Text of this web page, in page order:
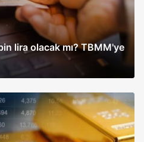
lira olacak mı? TBMM'ye